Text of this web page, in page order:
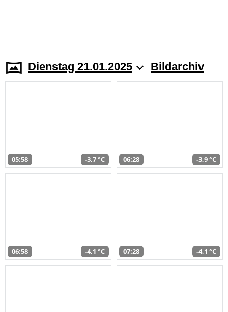
Dienstag 21.01.2025 Bildarchiv
05:58 -3,7 °C 06:28 -3,9 °C
06:58 -4,1 °C 07:28 -4,1 °C